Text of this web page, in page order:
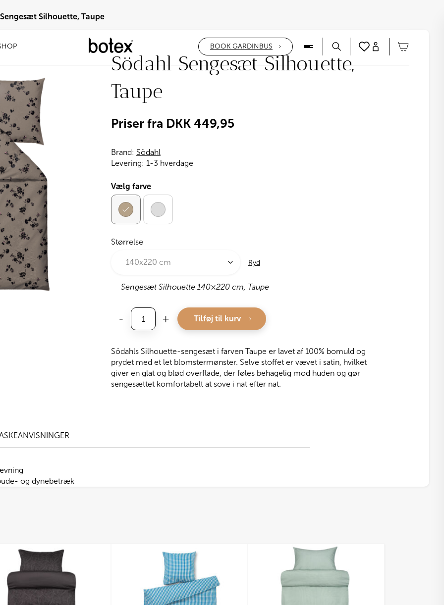
BOOK GARDINBUS
Silhouette, Taupe
Södahl Sengesæt Silhouette,
Taupe
Priser fra DKK 449,95
Brand: Södahl
Levering: 1-3 hverdage
Södahls Silhouette-sengesæt i farven Taupe er lavet af 100% bomuld og
prydet med et let blomstermønster. Selve stoffet er vævet i satin, hvilket
giver en glat og blød overflade, der føles behagelig mod huden og gør
sengesættet komfortabelt at sove i nat efter nat.
Vælg farve
Størrelse
Ryd
Sengesæt Silhouette 140×220 cm, Taupe
-
Södahl
Sengesæt
antal
+ Tilføj til kurv
og dynebetræk